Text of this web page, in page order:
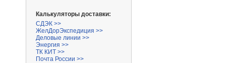
Калькуляторы доставки:
СДЭК >>
ЖелДорЭкспедиция >>
Деловые линии >>
Энергия >>
ТК КИТ >>
Почта России >>